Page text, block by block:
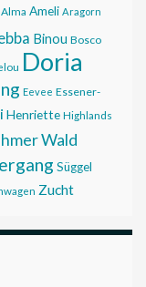
Alma Ameli Aragorn
Binou Bosco
Doria
Eevee Essener-
Henriette Highlands
Wald
Süggel
Zucht